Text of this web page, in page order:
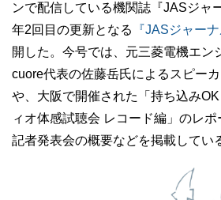
ンで配信している機関誌『JASジャ
年2回目の更新となる
『JASジャー
開した。今号では、元三菱電機エン
cuore代表の佐藤岳氏によるスピー
や、大阪で開催された「持ち込み
ィオ体感試聴会 レコード編」のレ
記者発表会の概要などを掲載してい